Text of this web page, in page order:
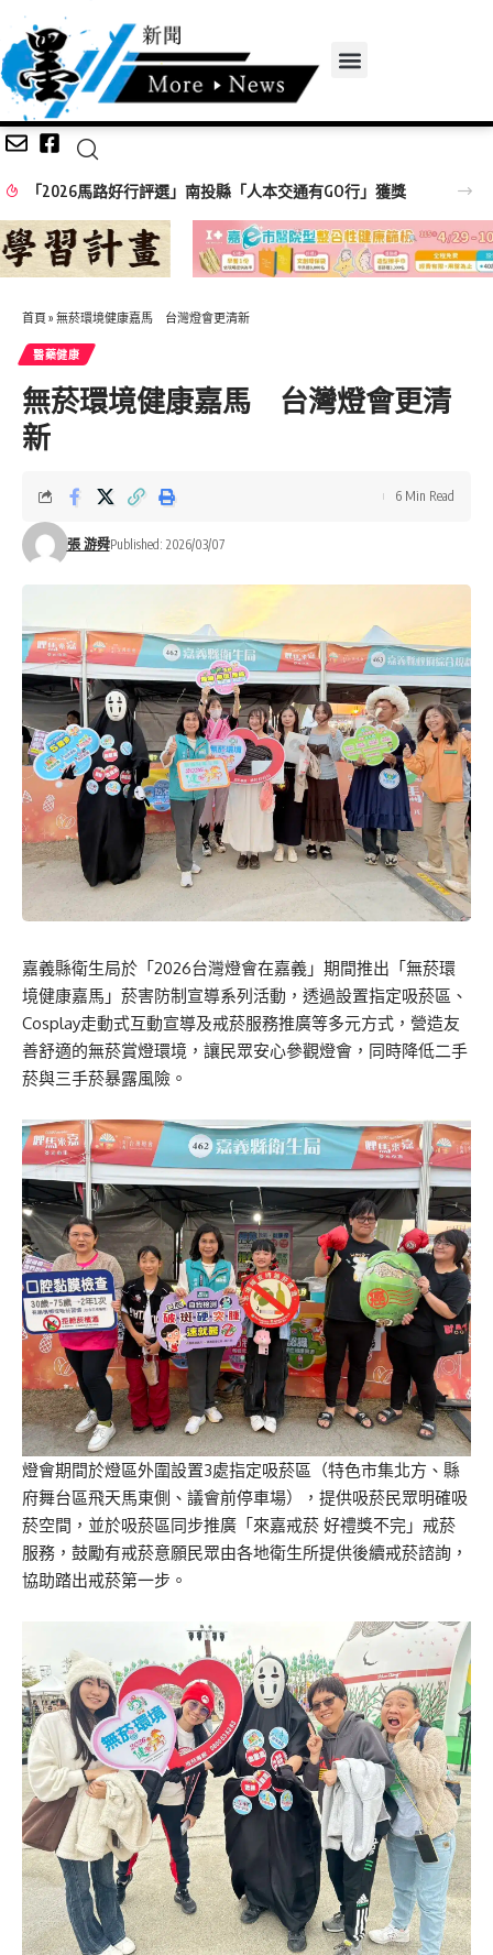
首頁 » 無菸環境健康嘉馬 台灣燈會更清新
醫藥健康
無菸環境健康嘉馬 台灣燈會更清
新
張 游舜Published: 2026/03/07
6 Min Read
嘉義縣衛生局於「2026台灣燈會在嘉義」期間推出「無菸環
境健康嘉馬」菸害防制宣導系列活動，透過設置指定吸菸區、
Cosplay走動式互動宣導及戒菸服務推廣等多元方式，營造友
善舒適的無菸賞燈環境，讓民眾安心參觀燈會，同時降低二手
菸與三手菸暴露風險。
燈會期間於燈區外圍設置3處指定吸菸區（特色市集北方、縣
府舞台區飛天馬東側、議會前停車場），提供吸菸民眾明確吸
菸空間，並於吸菸區同步推廣「來嘉戒菸 好禮獎不完」戒菸
服務，鼓勵有戒菸意願民眾由各地衛生所提供後續戒菸諮詢，
協助踏出戒菸第一步。